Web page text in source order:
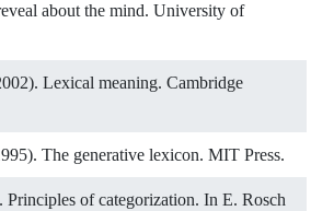
about the mind. University of
Lexical meaning. Cambridge
The generative lexicon. MIT Press.
Principles of categorization. In E. Rosch